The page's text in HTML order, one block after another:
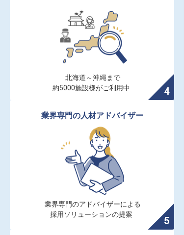
北海道～沖縄まで
約5000施設様がご利用中
業界専門の人材アドバイザー
業界専門のアドバイザーによる
採用ソリューションの提案